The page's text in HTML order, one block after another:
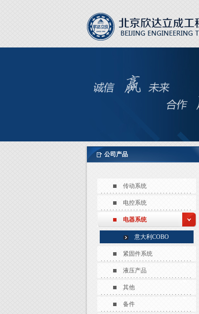
公司产品
传动系统
电控系统
电器系统
意大利COBO
紧固件系统
液压产品
其他
备件